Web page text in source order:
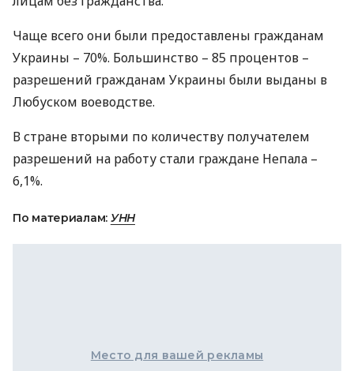
Чаще всего они были предоставлены гражданам
Украины – 70%. Большинство – 85 процентов –
разрешений гражданам Украины были выданы в
Любуском воеводстве.
В стране вторыми по количеству получателем
разрешений на работу стали граждане Непала –
6,1%.
По материалам: УНН
Место для вашей рекламы